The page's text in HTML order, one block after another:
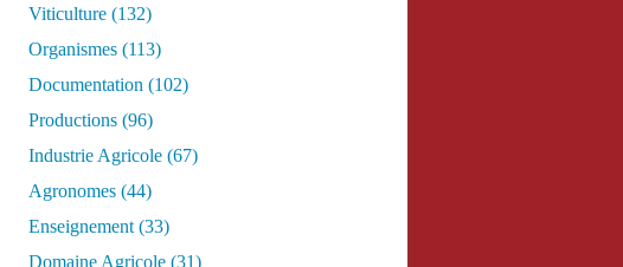
Viticulture (132)
Organismes (113)
Documentation (102)
Productions (96)
Industrie Agricole (67)
Agronomes (44)
Enseignement (33)
Domaine Agricole (31)